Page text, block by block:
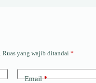
Ruas yang wajib ditandai *
Email*